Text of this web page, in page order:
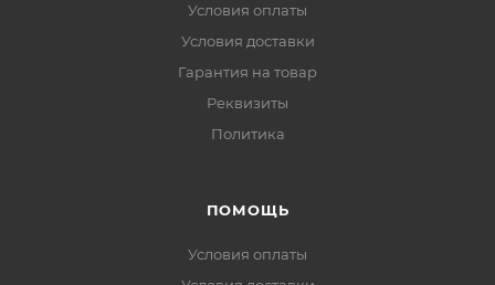
Условия оплаты
Условия доставки
Гарантия на товар
Реквизиты
Политика
ПОМОЩЬ
Условия оплаты